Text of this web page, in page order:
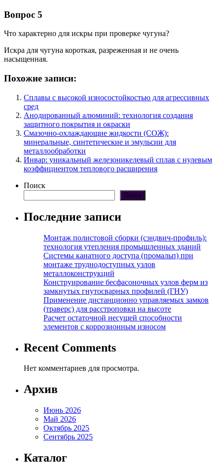
Вопрос 5
Что характерно для искры при проверке чугуна?
Искра для чугуна короткая, разреженная и не очень
насыщенная.
Похожие записи:
Сплавы с высокой износостойкостью для агрессивных
сред
Анодированный алюминий: технология создания
защитного покрытия и окраски
Смазочно-охлаждающие жидкости (СОЖ):
минеральные, синтетические и эмульсии для
металлообработки
Инвар: уникальный железоникелевый сплав с нулевым
коэффициентом теплового расширения
Поиск
Поиск
Последние записи
Монтаж полистовой сборки (сэндвич-профиль):
технология утепления промышленных зданий
Системы канатного доступа (промальп) при
монтаже труднодоступных узлов
металлоконструкций
Конструирование бесфасоночных узлов ферм из
замкнутых гнутосварных профилей (ГНУ)
Применение дистанционно управляемых замков
(траверс) для расстроповки на высоте
Расчет остаточной несущей способности
элементов с коррозионным износом
Recent Comments
Нет комментариев для просмотра.
Архив
Июнь 2026
Май 2026
Октябрь 2025
Сентябрь 2025
Каталог